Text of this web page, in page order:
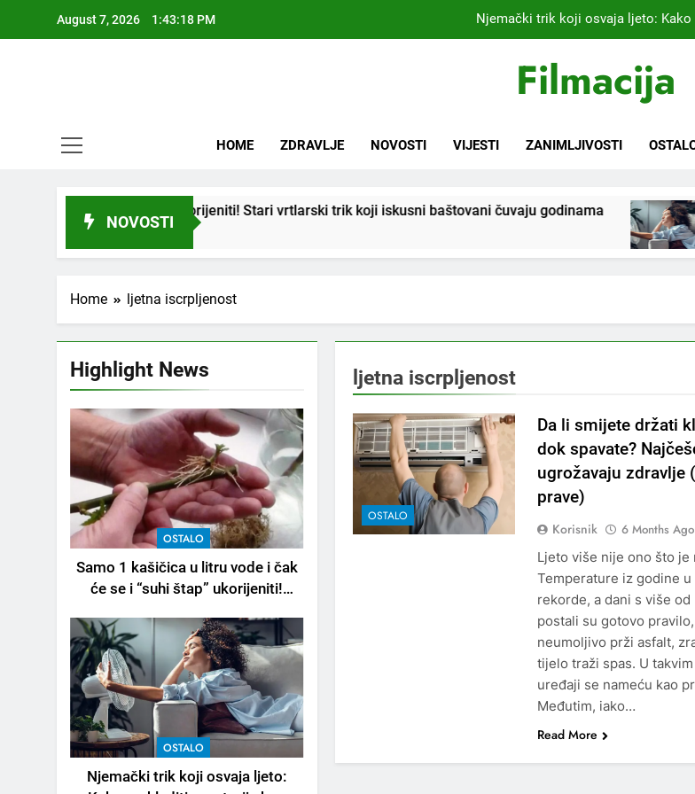
August 7, 2026 1:43:18 PM
Njemački trik koji osvaja ljeto:
Nikada se ne bi sjetili: Sve
Kardiolog koji već 20 godina liječi
Nikada se ne bi sjetili: Sve
Filmacija
HOME ZDRAVLJE NOVOSTI VIJESTI ZANIMLJIVOSTI
NOVOSTI
se i “suhi štap” ukorijeniti! Stari vrtlarski trik koji iskusni baštovani čuvaju godinama
1
Home ljetna iscrpljenost
Highlight News
OSTALO
Samo 1 kašičica u litru vode i čak
će se i “suhi štap” ukorijeniti!
baštovani čuvaju godinama
OSTALO
Njemački trik koji osvaja ljeto:
ljetna iscrpljenost
OSTALO
Da li smijete držati
dok spavate?
ugrožavaju zdravlje
prave)
Korisnik 6 Months Ago
Ljeto više nije ono što je
Temperature iz godine
rekorde, a dani s više
postali su gotovo
neumoljivo prži asfalt,
tijelo traži spas. U
uređaji se nameću kao
Međutim, iako…
Read More